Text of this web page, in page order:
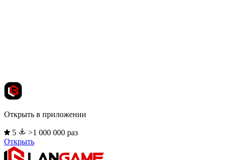
Открыть в приложении
5
>1 000 000 раз
Открыть